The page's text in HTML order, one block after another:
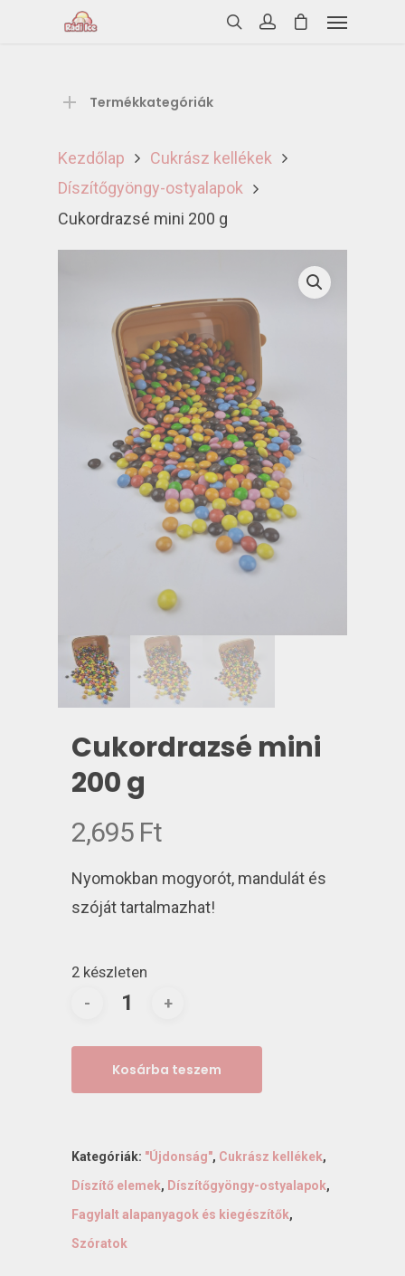
Termékkategóriák
Kezdőlap
Cukrász kellékek
Díszítőgyöngy-ostyalapok
Cukordrazsé mini 200 g
Cukordrazsé mini
200 g
2,695 Ft
Nyomokban mogyorót, mandulát és
szóját tartalmazhat!
2 készleten
Kosárba teszem
Kategóriák: "Újdonság", Cukrász kellékek,
Díszítő elemek, Díszítőgyöngy-ostyalapok,
Fagylalt alapanyagok és kiegészítők,
Szóratok